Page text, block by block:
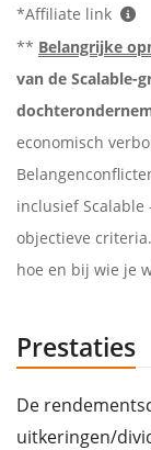
*Affiliate link
** Belangrijke
van de Scalable-
economisch
inclusief
objectieve
hoe en bij wie je
Prestaties
De
uitkeringen/